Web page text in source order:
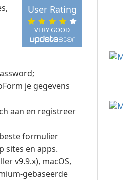
VERY GOOD
User Rating
je gegevens
aan en registreer
formulier
sites en apps.
v9.9.x), macOS,
gebaseerde